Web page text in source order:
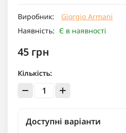
Виробник:
Giorgio Armani
Наявність: Є в наявності
45 грн
Кількість:
Доступні варіанти